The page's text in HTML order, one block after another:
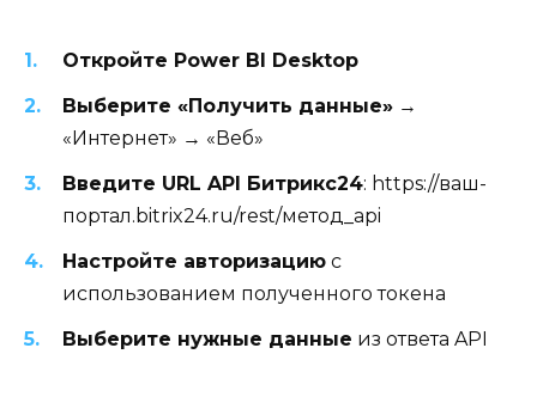
Откройте Power BI Desktop
Выберите «Получить данные» →
«Интернет» → «Веб»
Введите URL API Битрикс24: https://ваш-
портал.bitrix24.ru/rest/метод_api
Настройте авторизацию с
использованием полученного токена
Выберите нужные данные из ответа API